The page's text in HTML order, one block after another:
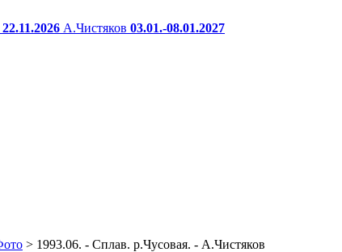
А.Чистяков 03.01.-08.01.2027
> 1993.06. - Сплав. р.Чусовая. - А.Чистяков